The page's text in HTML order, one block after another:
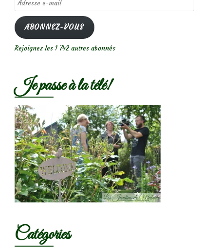
e-
mail
ABONNEZ-VOUS
Rejoignez les 1 742 autres abonnés
Je passe à la télé!
Catégories